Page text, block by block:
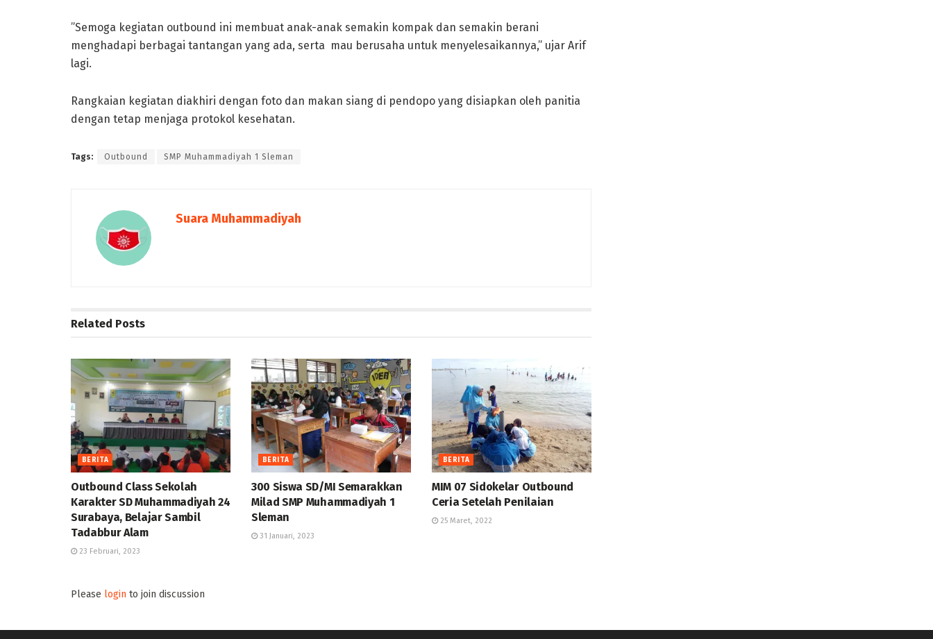
”Semoga kegiatan outbound ini membuat anak-anak semakin kompak dan semakin berani
menghadapi berbagai tantangan yang ada, serta mau berusaha untuk menyelesaikannya,” ujar Arif
lagi.
Rangkaian kegiatan diakhiri dengan foto dan makan siang di pendopo yang disiapkan oleh panitia
dengan tetap menjaga protokol kesehatan.
Tags: Outbound SMP Muhammadiyah 1 Sleman
Suara Muhammadiyah
Related Posts
BERITA
Outbound Class Sekolah
Karakter SD Muhammadiyah 24
Surabaya, Belajar Sambil
Tadabbur Alam
23 Februari, 2023
BERITA
300 Siswa SD/MI Semarakkan
Milad SMP Muhammadiyah 1
Sleman
31 Januari, 2023
BERITA
MIM 07 Sidokelar Outbound
Ceria Setelah Penilaian
25 Maret, 2022
Please login to join discussion